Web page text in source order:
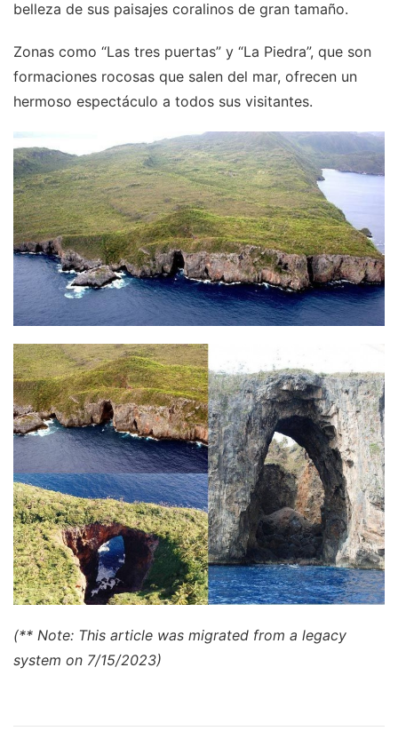
belleza de sus paisajes coralinos de gran tamaño.
Zonas como “Las tres puertas” y “La Piedra”, que son
formaciones rocosas que salen del mar, ofrecen un
hermoso espectáculo a todos sus visitantes.
(** Note: This article was migrated from a legacy
system on 7/15/2023)